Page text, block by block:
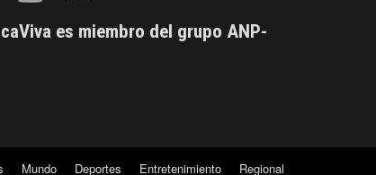
es miembro del grupo ANP-
Mundo Deportes Entretenimiento Regional